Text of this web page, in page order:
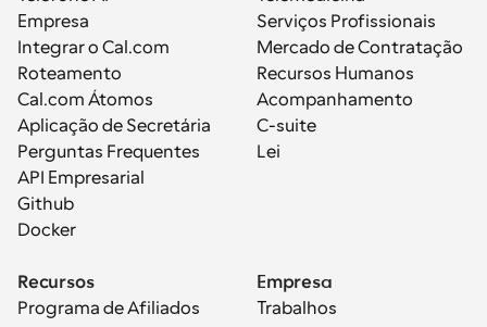
Empresa
Integrar o Cal.com
Roteamento
Cal.com Átomos
Aplicação de Secretária
Perguntas Frequentes
API Empresarial
Github
Docker
Serviços Profissionais
Mercado de Contratação
Recursos Humanos
Acompanhamento
C-suite
Lei
Recursos
Programa de Afiliados
Empresa
Trabalhos